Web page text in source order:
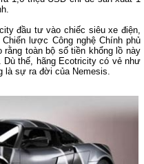
đầu tư vào chiếc siêu xe điện,
lược Công nghệ Chính phủ
toàn bộ số tiền khổng lồ này
Dù thế, hãng Ecotricity có vẻ như
là sự ra đời của Nemesis.